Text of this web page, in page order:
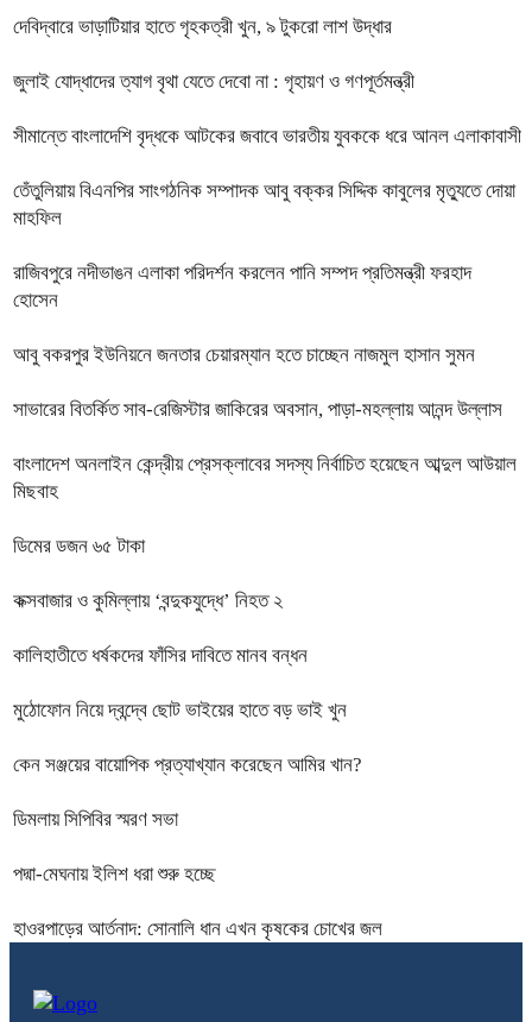
দেবিদ্বারে ভাড়াটিয়ার হাতে গৃহকত্রী খুন, ৯ টুকরো লাশ উদ্ধার
জুলাই যোদ্ধাদের ত্যাগ বৃথা যেতে দেবো না : গৃহায়ণ ও গণপূর্তমন্ত্রী
সীমান্তে বাংলাদেশি বৃদ্ধকে আটকের জবাবে ভারতীয় যুবককে ধরে আনল এলাকাবাসী
তেঁতুলিয়ায় বিএনপির সাংগঠনিক সম্পাদক আবু বক্কর সিদ্দিক কাবুলের মৃত্যুতে দোয়া
মাহফিল
রাজিবপুরে নদীভাঙন এলাকা পরিদর্শন করলেন পানি সম্পদ প্রতিমন্ত্রী ফরহাদ
হোসেন
আবু বকরপুর ইউনিয়নে জনতার চেয়ারম্যান হতে চাচ্ছেন নাজমুল হাসান সুমন
সাভারের বিতর্কিত সাব-রেজিস্টার জাকিরের অবসান, পাড়া-মহল্লায় আনন্দ উল্লাস
বাংলাদেশ অনলাইন কেন্দ্রীয় প্রেসক্লাবের সদস্য নির্বাচিত হয়েছেন আব্দুল আউয়াল
মিছবাহ
ডিমের ডজন ৬৫ টাকা
কক্সবাজার ও কুমিল্লায় ‘বন্দুকযুদ্ধে’ নিহত ২
কালিহাতীতে ধর্ষকদের ফাঁসির দাবিতে মানব বন্ধন
মুঠোফোন নিয়ে দ্বন্দ্বে ছোট ভাইয়ের হাতে বড় ভাই খুন
কেন সঞ্জয়ের বায়োপিক প্রত্যাখ্যান করেছেন আমির খান?
ডিমলায় সিপিবির স্মরণ সভা
পদ্মা-মেঘনায় ইলিশ ধরা শুরু হচ্ছে
হাওরপাড়ের আর্তনাদ: সোনালি ধান এখন কৃষকের চোখের জল